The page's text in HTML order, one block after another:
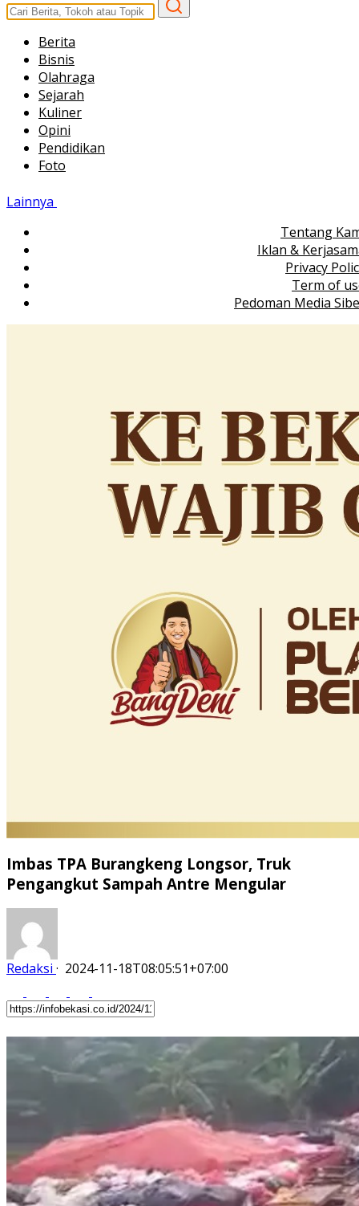
Berita
Bisnis
Olahraga
Sejarah
Kuliner
Opini
Pendidikan
Foto
Lainnya
Tentang
Iklan &
Privacy
Term of
Pedoman Media
Imbas TPA Burangkeng Longsor, Truk
Pengangkut Sampah Antre Mengular
Redaksi · 2024-11-18T08:05:51+07:00